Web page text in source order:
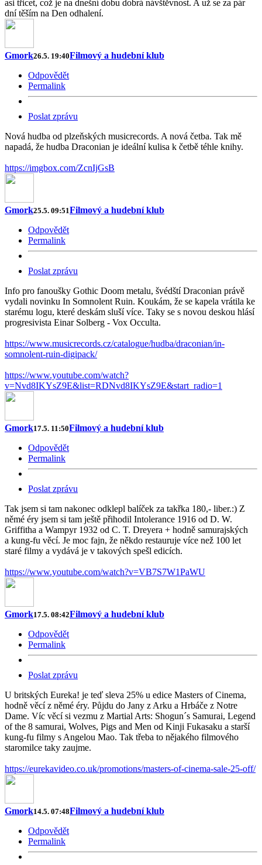
asi třicet, což je na dnešní dobu dobrá návštěvnost. A už se za pár
dní těším na Den odhalení.
Gmork26.5. 19:40Filmový a hudební klub
Odpovědět
Permalink
Poslat zprávu
Nová hudba od plzeňských musicrecords. A nová četba. Tak mě
napadá, že hudba Draconian je ideální kulisa k četbě téhle knihy.
https://imgbox.com/ZcnIjGsB
Gmork25.5. 09:51Filmový a hudební klub
Odpovědět
Permalink
Poslat zprávu
Info pro fanoušky Gothic Doom metalu, švédští Draconian právě
vydali novinku In Somnolent Ruin. Koukám, že se kapela vrátila ke
starému logu, které deskám sluší více. Taky se s novou deskou hlásí
progresivista Einar Solberg - Vox Occulta.
https://www.musicrecords.cz/catalogue/hudba/draconian/in-
somnolent-ruin-digipack/
https://www.youtube.com/watch?
v=Nvd8IKYsZ9E&list=RDNvd8IKYsZ9E&start_radio=1
Gmork17.5. 11:50Filmový a hudební klub
Odpovědět
Permalink
Poslat zprávu
Tak jsem si tam nakonec odklepl balíček za takřka 180,- liber.:) Z
němé éry jsem si tam ještě přihodil Intolerance 1916 od D. W.
Griffitha a Wampyr 1932 od C. T. Dreyera + hodně samurajských
a kung-fu věcí. Je moc fajn, že někdo restauruje více než 100 let
staré filmy a vydává je v takových spešl edicích.
https://www.youtube.com/watch?v=VB7S7W1PaWU
Gmork17.5. 08:42Filmový a hudební klub
Odpovědět
Permalink
Poslat zprávu
U britských Eureka! je teď sleva 25% u edice Masters of Cinema,
hodně věcí z němé éry. Půjdu do Jany z Arku a Hrbáče z Notre
Dame. Víc věcí si vezmu z Martial Arts: Shogun´s Samurai, Legend
of the 8 samurai, Wolves, Pigs and Men od Kinji Fukasaku a starší
kung-fu filmy s Angelou Mao. Tak třeba to nějakého filmového
staromilce taky zaujme.
https://eurekavideo.co.uk/promotions/masters-of-cinema-sale-25-off/
Gmork14.5. 07:48Filmový a hudební klub
Odpovědět
Permalink